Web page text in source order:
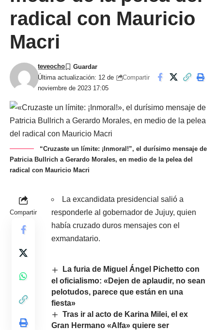
radical con Mauricio
Macri
Última actualización: 12 de
noviembre de 2023 17:05
teveocho
Compartir
“Cruzaste un límite: ¡Inmoral!”, el durísimo mensaje de
Patricia Bullrich a Gerardo Morales, en medio de la pelea del
radical con Mauricio Macri
Compartir
La excandidata presidencial salió a
responderle al gobernador de Jujuy, quien
había cruzado duros mensajes con el
exmandatario.
La furia de Miguel Ángel Pichetto con
el oficialismo: «Dejen de aplaudir, no sean
pelotudos, parece que están en una
fiesta»
Tras ir al acto de Karina Milei, el ex
Gran Hermano «Alfa» quiere ser